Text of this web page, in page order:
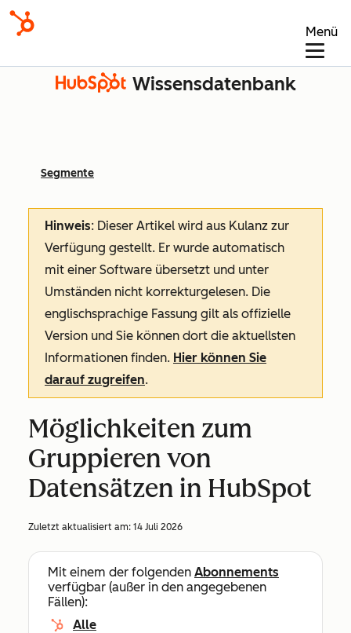
Menü
Wissensdatenbank
Segmente
Hinweis: Dieser Artikel wird aus Kulanz zur
Verfügung gestellt. Er wurde automatisch
mit einer Software übersetzt und unter
Umständen nicht korrekturgelesen. Die
englischsprachige Fassung gilt als offizielle
Version und Sie können dort die aktuellsten
Informationen finden. Hier können Sie
darauf zugreifen.
Möglichkeiten zum
Gruppieren von
Datensätzen in HubSpot
Zuletzt aktualisiert am: 14 Juli 2026
Mit einem der folgenden Abonnements
verfügbar (außer in den angegebenen
Fällen):
Alle